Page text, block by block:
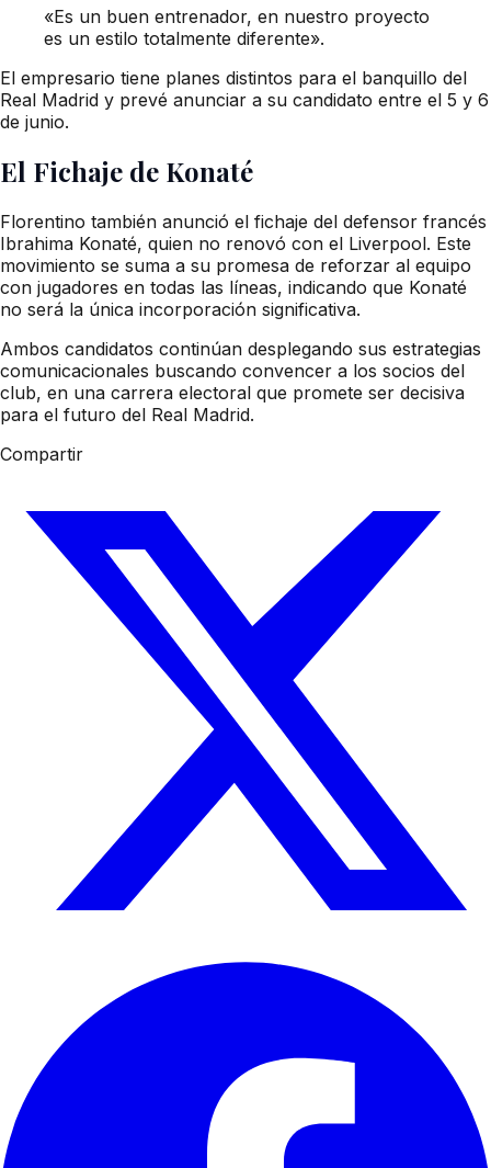
«Es un buen entrenador, en nuestro proyecto
es un estilo totalmente diferente».
El empresario tiene planes distintos para el banquillo del
Real Madrid y prevé anunciar a su candidato entre el 5 y 6
de junio.
El Fichaje de Konaté
Florentino también anunció el fichaje del defensor francés
Ibrahima Konaté, quien no renovó con el Liverpool. Este
movimiento se suma a su promesa de reforzar al equipo
con jugadores en todas las líneas, indicando que Konaté
no será la única incorporación significativa.
Ambos candidatos continúan desplegando sus estrategias
comunicacionales buscando convencer a los socios del
club, en una carrera electoral que promete ser decisiva
para el futuro del Real Madrid.
Compartir